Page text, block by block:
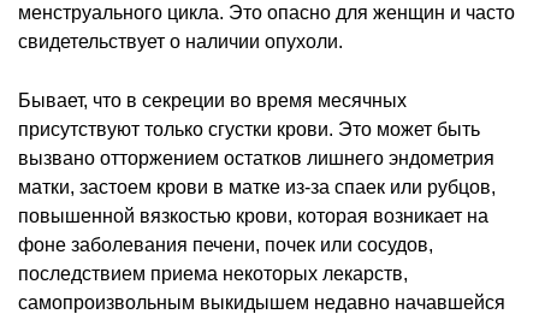
менструального цикла. Это опасно для женщин и часто
свидетельствует о наличии опухоли.
Бывает, что в секреции во время месячных
присутствуют только сгустки крови. Это может быть
вызвано отторжением остатков лишнего эндометрия
матки, застоем крови в матке из-за спаек или рубцов,
повышенной вязкостью крови, которая возникает на
фоне заболевания печени, почек или сосудов,
последствием приема некоторых лекарств,
самопроизвольным выкидышем недавно начавшейся